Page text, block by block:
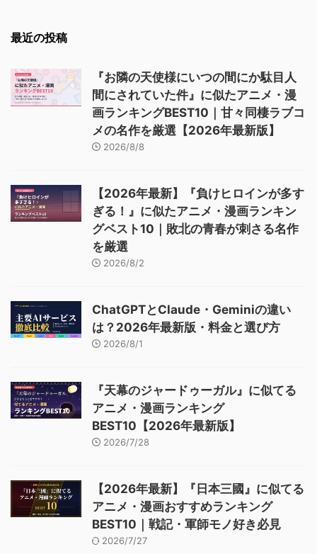
最近の投稿
『お隣の天使様にいつの間にか駄目人
間にされていた件』に似たアニメ・漫
画ランキングBEST10｜甘々同棲ラブコ
メの名作を厳選【2026年最新版】
2026/8/8
【2026年最新】『負けヒロインが多す
ぎる！』に似たアニメ・漫画ランキン
グベスト10｜敗北の青春が刺さる名作
を厳選
2026/8/2
ChatGPTとClaude・Geminiの違い
は？2026年最新版・料金と選び方
2026/8/1
『天幕のジャードゥーガル』に似てる
アニメ・漫画ランキング
BEST10【2026年最新版】
2026/7/28
【2026年最新】『日本三國』に似てる
アニメ・漫画おすすめランキング
BEST10｜戦記・軍師モノ好き必見
2026/7/27